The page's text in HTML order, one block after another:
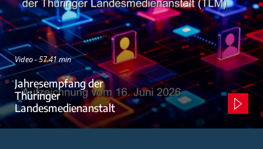
Video - 57:41 min
Jahresempfang der
Thüringer
Landesmedienanstalt